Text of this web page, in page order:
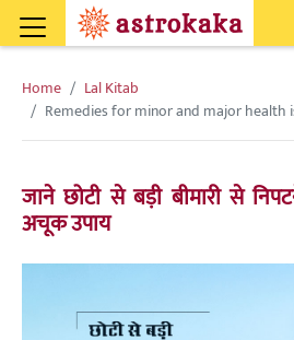
Home
Lal Kitab
Remedies for minor and major health
जाने छोटी से बड़ी बीमारी से
अचूक उपाय